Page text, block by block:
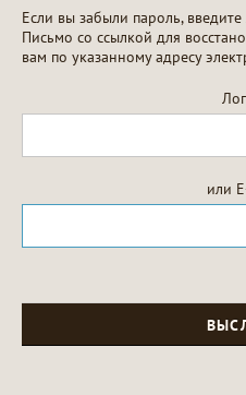
Если вы забыли пароль,
Письмо со ссылкой для
вам по указанному адресу
или